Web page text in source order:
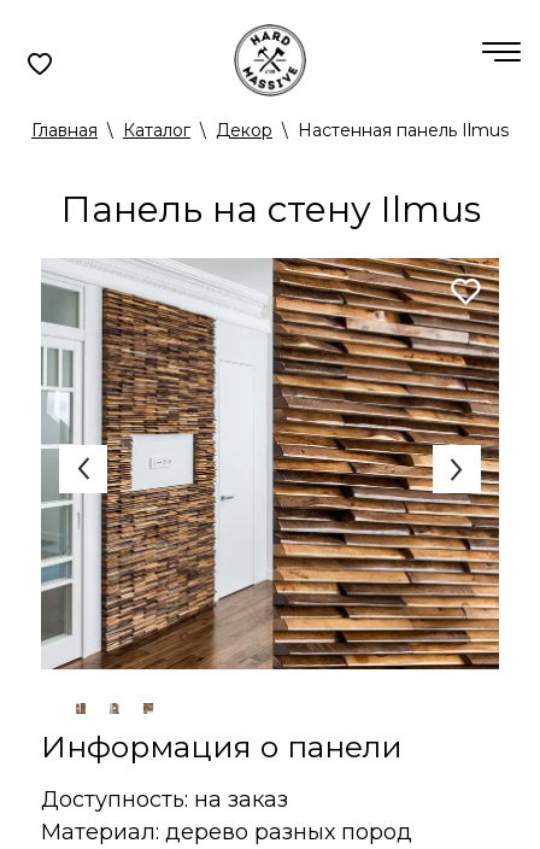
Главная \ Каталог\ Декор \ Настенная панель Ilmus
Панель на стену Ilmus
Информация о панели
Доступность: на заказ
Материал: дерево разных пород